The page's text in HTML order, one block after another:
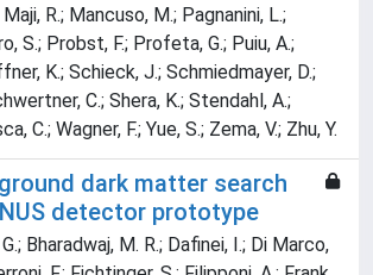
R.; Mancuso, M.; Pagnanini, L.;
S.; Probst, F.; Profeta, G.; Puiu, A.;
K.; Schieck, J.; Schmiedmayer, D.;
C.; Shera, K.; Stendahl, A.;
C.; Wagner, F.; Yue, S.; Zema, V.; Zhu, Y.
dark matter search
detector prototype
Bharadwaj, M. R.; Dafinei, I.; Di Marco,